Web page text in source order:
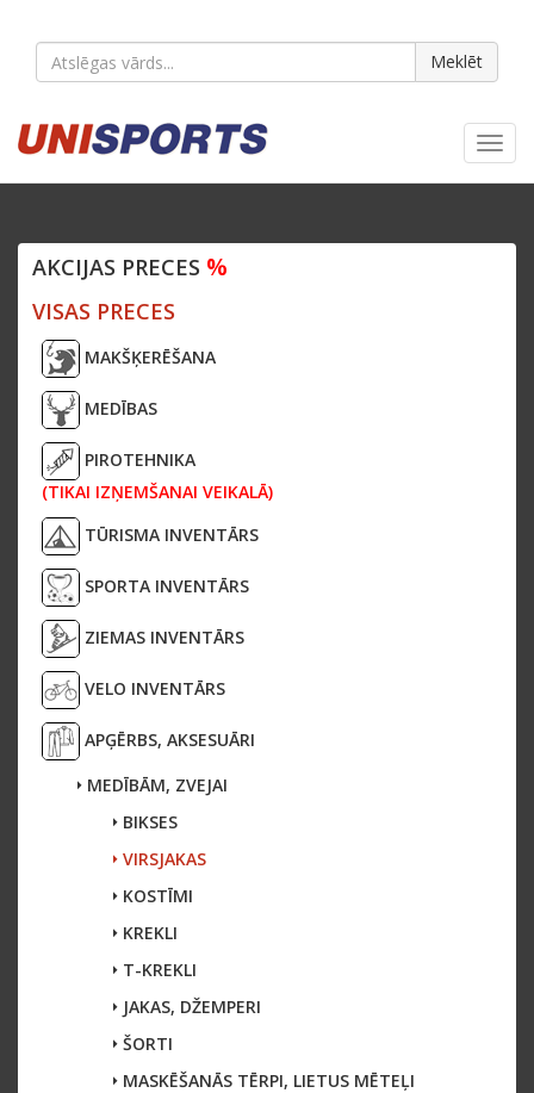
Meklēt
AKCIJAS PRECES %
VISAS PRECES
MAKŠĶERĒŠANA
MEDĪBAS
PIROTEHNIKA
(TIKAI IZŅEMŠANAI VEIKALĀ)
TŪRISMA INVENTĀRS
SPORTA INVENTĀRS
ZIEMAS INVENTĀRS
VELO INVENTĀRS
APĢĒRBS, AKSESUĀRI
MEDĪBĀM, ZVEJAI
BIKSES
VIRSJAKAS
KOSTĪMI
KREKLI
T-KREKLI
JAKAS, DŽEMPERI
ŠORTI
MASKĒŠANĀS TĒRPI, LIETUS MĒTEĻI